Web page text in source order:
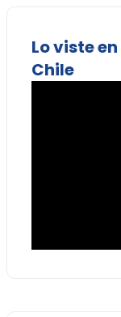
Lo viste
Chile